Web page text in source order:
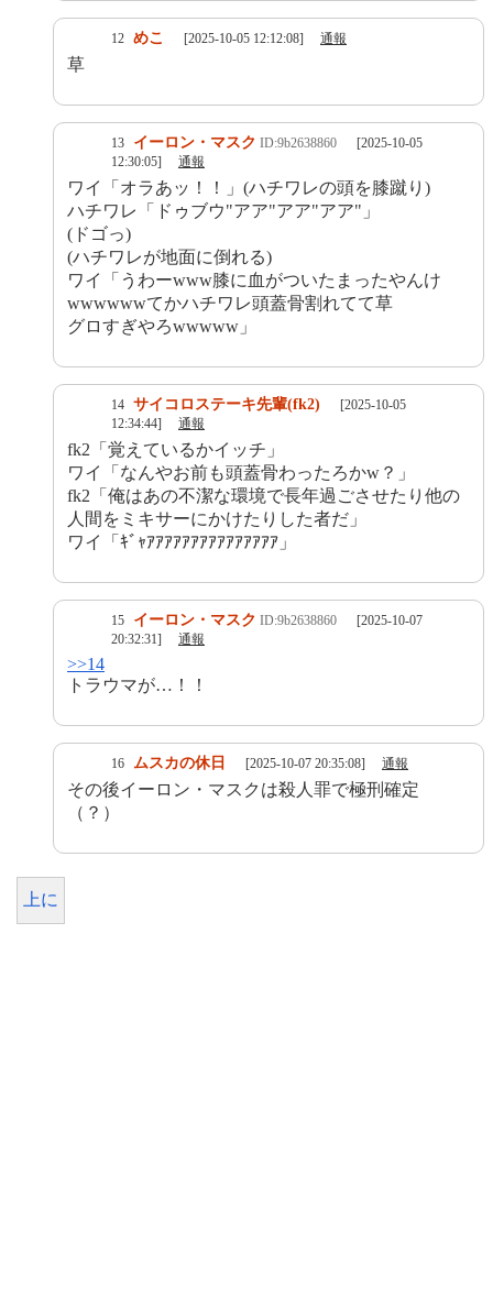
12 めこ [2025-10-05 12:12:08] 通報
草
13 イーロン・マスク ID:9b2638860
[2025-10-05
12:30:05]
通報
ワイ「オラあッ！！」(ハチワレの頭を膝蹴り)
ハチワレ「ドゥブウ"アア"アア"アア"」
(ドゴっ)
(ハチワレが地面に倒れる)
ワイ「うわーwww膝に血がついたまったやんけ
wwwwwwてかハチワレ頭蓋骨割れてて草
グロすぎやろwwwww」
14 サイコロステーキ先輩(fk2)
[2025-10-05
12:34:44]
通報
fk2「覚えているかイッチ」
ワイ「なんやお前も頭蓋骨わったろかw？」
fk2「俺はあの不潔な環境で長年過ごさせたり他の
人間をミキサーにかけたりした者だ」
ワイ「ｷﾞｬｱｱｱｱｱｱｱｱｱｱｱｱｱｱｱ」
15 イーロン・マスク ID:9b2638860
[2025-10-07
20:32:31]
通報
>>14
トラウマが…！！
16 ムスカの休日 [2025-10-07 20:35:08] 通報
その後イーロン・マスクは殺人罪で極刑確定
（？）
上に